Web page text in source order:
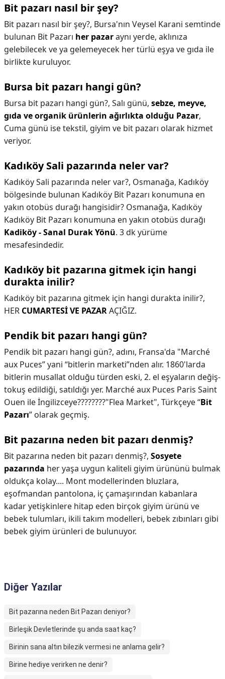
Bit pazarı nasıl bir şey?
Bit pazarı nasıl bir şey?, Bursa'nın Veysel Karani semtinde
bulunan Bit Pazarı her pazaraynı yerde, aklınıza
gelebilecek ve ya gelemeyecek her türlü eşya ve gıda ile
birlikte kuruluyor.
Bursa bit pazarı hangi gün?
Bursa bit pazarı hangi gün?, Salı günü, sebze, meyve,
gıda ve organik ürünlerin ağırlıkta olduğu Pazar,
Cuma günü ise tekstil, giyim ve bit pazarı olarak hizmet
veriyor.
Kadıköy Sali pazarında neler var?
Kadıköy Sali pazarında neler var?, Osmanağa, Kadıköy
bölgesinde bulunan Kadıköy Bit Pazarı konumuna en
yakın otobüs durağı hangisidir? Osmanağa, Kadıköy
Kadıköy Bit Pazarı konumuna en yakın otobüs durağı
Kadiköy - Sanal Durak Yönü. 3 dk yürüme
mesafesindedir.
Kadıköy bit pazarına gitmek için hangi
durakta inilir?
Kadıköy bit pazarına gitmek için hangi durakta inilir?,
HER CUMARTESİ VE PAZARAÇIĞIZ.
Pendik bit pazarı hangi gün?
Pendik bit pazarı hangi gün?, adını, Fransa'da "Marché
aux Puces” yani “bitlerin marketi”nden alır. 1860'larda
bitlerin musallat olduğu türden eski, 2. el eşyaların değiş-
tokuş edildiği, satıldığı yer. Marché aux Puces Paris Saint
Ouen ile İngilizceye????????"Flea Market", Türkçeye “Bit
Pazarı” olarak geçmiş.
Bit pazarına neden bit pazarı denmiş?
Bit pazarına neden bit pazarı denmiş?, Sosyete
pazarında her yaşa uygun kaliteli giyim ürününü bulmak
oldukça kolay.... Mont modellerinden bluzlara,
eşofmandan pantolona, iç çamaşırından kabanlara
kadar yetişkinlere hitap eden birçok giyim ürünü ve
bebek tulumları, ikili takım modelleri, bebek zıbınları gibi
bebek giyim ürünleri de bulunuyor.
Diğer Yazılar
Bit pazarına neden Bit Pazarı deniyor?
Birleşik Devletlerinde şu anda saat kaç?
Birinin sana altın bilezik vermesi ne anlama gelir?
Birine hediye verirken ne denir?